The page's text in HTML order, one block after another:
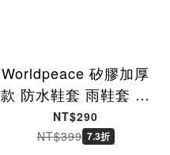
Worldpeace 矽膠加厚
款 防水鞋套 雨鞋套 環
保鞋套 防雨鞋套 球鞋
防水 雨天救星 防滑耐
NT$290
NT$399 7.3折